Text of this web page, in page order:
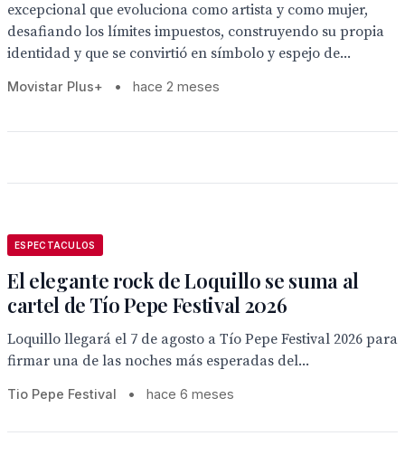
excepcional que evoluciona como artista y como mujer,
desafiando los límites impuestos, construyendo su propia
identidad y que se convirtió en símbolo y espejo de...
Movistar Plus+ • hace 2 meses
ESPECTACULOS
El elegante rock de Loquillo se suma al
cartel de Tío Pepe Festival 2026
Loquillo llegará el 7 de agosto a Tío Pepe Festival 2026 para
firmar una de las noches más esperadas del...
Tio Pepe Festival • hace 6 meses